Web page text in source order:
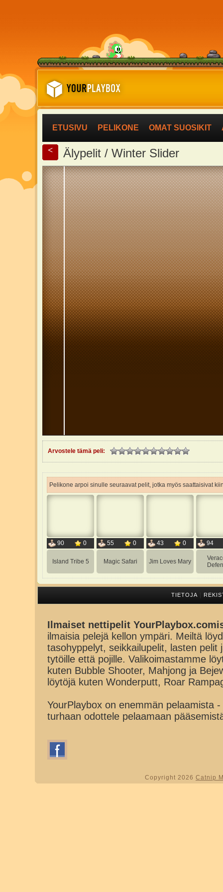
ETUSIVU PELIKONE OMAT SUOSIKIT
< Älypelit / Winter Slider
Arvostele tämä peli:
Pelikone arpoi sinulle seuraavat pelit, jotka myös saattaisivat
90 0
Island Tribe 5
55 0
Magic Safari
43 0
Jim Loves Mary
94
TIETOJA|
Ilmaiset nettipelit
ilmaisia pelejä kellon ympäri. Meiltä
tasohyppelyt, seikkailupelit, lasten
tytöille että pojille. Valikoimastamme
kuten Bubble Shooter, Mahjong ja
löytöjä kuten Wonderputt, Roar
YourPlaybox on enemmän pelaamista
turhaan odottele pelaamaan
Copyright 2026 Catnip